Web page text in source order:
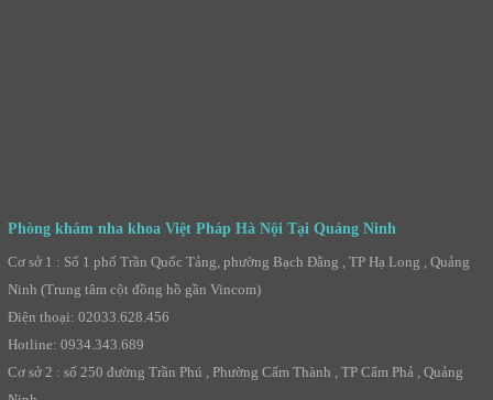
Phòng khám nha khoa Việt Pháp Hà Nội Tại Quảng Ninh
Cơ sở 1 : Số 1 phố Trần Quốc Tảng, phường Bạch Đằng , TP Hạ Long , Quảng
Ninh (Trung tâm cột đồng hồ gần Vincom)
Điện thoại: 02033.628.456
Hotline: 0934.343.689
Cơ sở 2 : số 250 đường Trần Phú , Phường Cẩm Thành , TP Cẩm Phả , Quảng